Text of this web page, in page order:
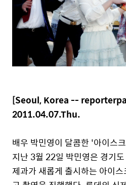
[Seoul, Korea --
2011.04.07.Thu.
배우 박민영이 달콤한 '아이스
지난 3월 22일 박민영은 경기
제과가 새롭게 출시하는 아이